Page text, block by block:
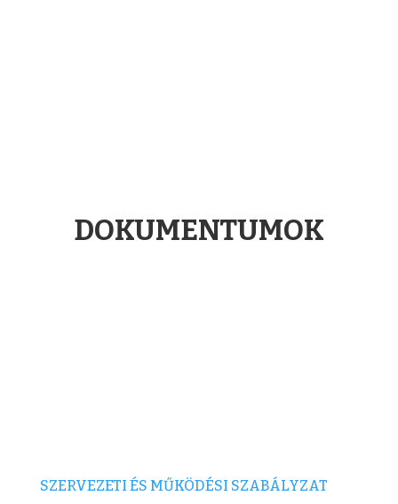
DOKUMENTUMOK
SZERVEZETI ÉS MŰKÖDÉSI SZABÁLYZAT